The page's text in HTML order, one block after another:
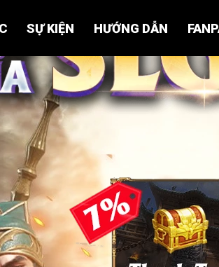
SỰ KIỆN HƯỚNG DẪN